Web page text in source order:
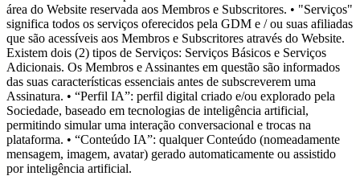
área do Website reservada aos Membros e Subscritores. • "Serviços"
significa todos os serviços oferecidos pela GDM e / ou suas afiliadas
que são acessíveis aos Membros e Subscritores através do Website.
Existem dois (2) tipos de Serviços: Serviços Básicos e Serviços
Adicionais. Os Membros e Assinantes em questão são informados
das suas características essenciais antes de subscreverem uma
Assinatura. • “Perfil IA”: perfil digital criado e/ou explorado pela
Sociedade, baseado em tecnologias de inteligência artificial,
permitindo simular uma interação conversacional e trocas na
plataforma. • “Conteúdo IA”: qualquer Conteúdo (nomeadamente
mensagem, imagem, avatar) gerado automaticamente ou assistido
por inteligência artificial.